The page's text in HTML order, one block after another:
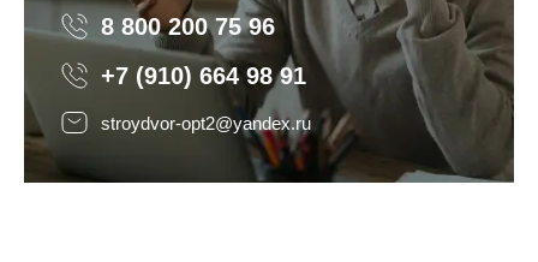
8 800 200 75 96 8 800 200 75 96
+7 (910) 664 98 91
stroydvor-opt2@yandex.ru